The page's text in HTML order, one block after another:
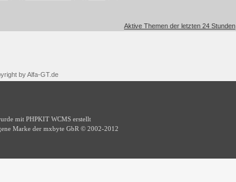
Aktive Themen der letzten 24 Stunden
by Alfa-GT.de
mit PHPKIT WCMS erstellt
Marke der mxbyte GbR © 2002-2012